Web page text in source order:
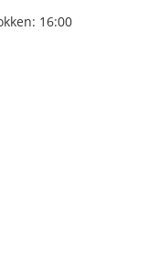
16:00